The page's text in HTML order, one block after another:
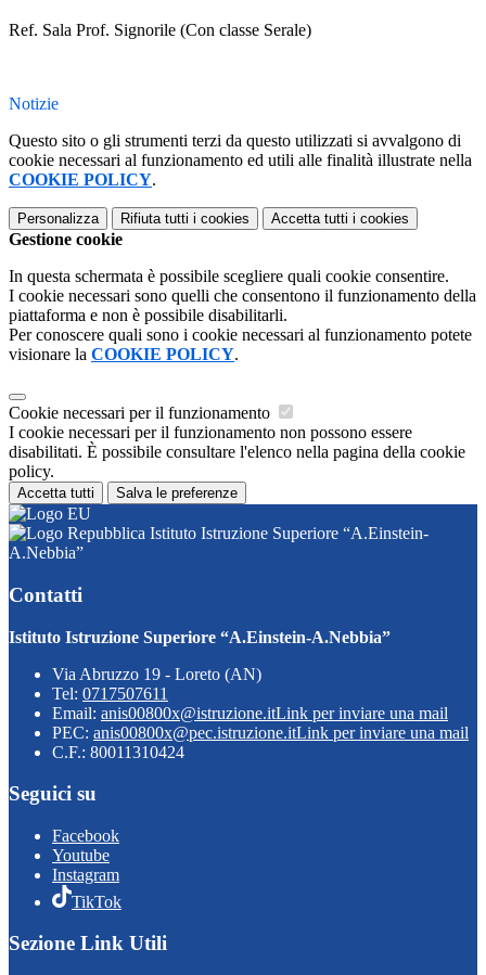
Ref. Sala Prof. Signorile (Con classe Serale)
Notizie
Questo sito o gli strumenti terzi da questo utilizzati si avvalgono di
cookie necessari al funzionamento ed utili alle finalità illustrate nella
COOKIE POLICY.
Personalizza Rifiuta tutti i cookies Accetta tutti i cookies
Gestione cookie
In questa schermata è possibile scegliere quali cookie consentire.
I cookie necessari sono quelli che consentono il funzionamento della
piattaforma e non è possibile disabilitarli.
Per conoscere quali sono i cookie necessari al funzionamento potete
visionare la COOKIE POLICY.
Cookie necessari per il funzionamento
I cookie necessari per il funzionamento non possono essere
disabilitati. È possibile consultare l'elenco nella pagina della cookie
policy.
Accetta tutti Salva le preferenze
Istituto Istruzione Superiore “A.Einstein-
A.Nebbia”
Contatti
Istituto Istruzione Superiore “A.Einstein-A.Nebbia”
Via Abruzzo 19 - Loreto (AN)
Tel: 0717507611
Email: anis00800x@istruzione.itLink per inviare una mail
PEC: anis00800x@pec.istruzione.itLink per inviare una mail
C.F.: 80011310424
Seguici su
Facebook
Youtube
Instagram
TikTok
Sezione Link Utili